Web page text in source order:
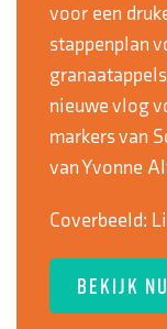
voor een
stappenplan
nieuwe vlog
markers van
van Yvonne
Coverbeeld:
BEKIJK